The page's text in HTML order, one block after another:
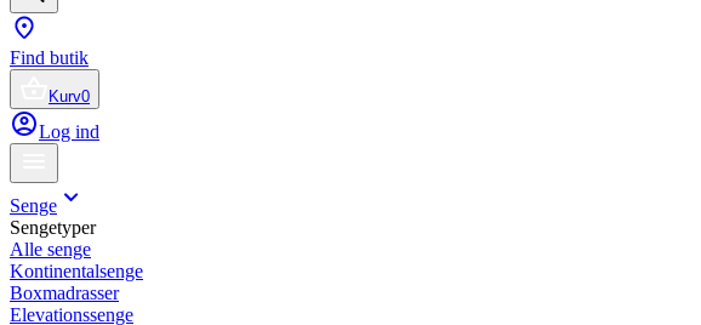
Find butik
Kurv0
Log ind
Senge
Sengetyper
Alle senge
Kontinentalsenge
Boxmadrasser
Elevationssenge